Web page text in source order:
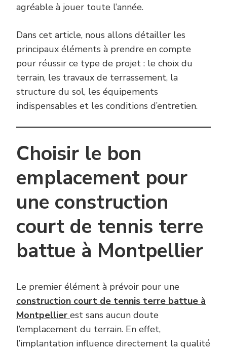
agréable à jouer toute l’année.
Dans cet article, nous allons détailler les
principaux éléments à prendre en compte
pour réussir ce type de projet : le choix du
terrain, les travaux de terrassement, la
structure du sol, les équipements
indispensables et les conditions d’entretien.
Choisir le bon
emplacement pour
une construction
court de tennis terre
battue à Montpellier
Le premier élément à prévoir pour une
construction court de tennis terre battue à
Montpellier est sans aucun doute
l’emplacement du terrain. En effet,
l’implantation influence directement la qualité